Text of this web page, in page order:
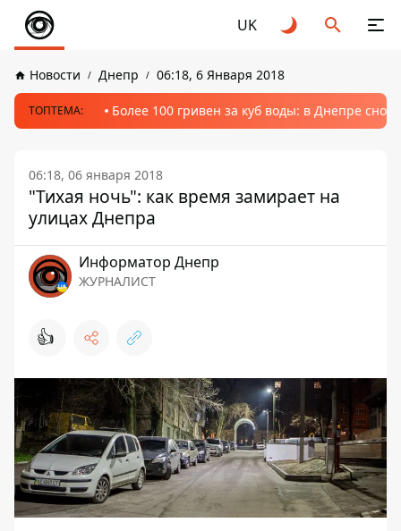
UK
Новости Днепр 06:18, 6 Января 2018
ТОПТЕМА: Более 100 гривен за куб воды: в Днепре
06:18, 06 января 2018
"Тихая ночь": как время замирает на
улицах Днепра
Информатор Днепр
ЖУРНАЛИСТ
👍